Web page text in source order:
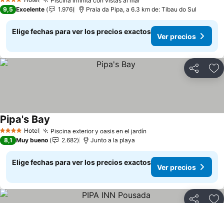
4 Estrellas
9,5 Excelente 1.976 Praia da Pipa, a 6.3 km de: Tibau do Sul
Elige fechas para ver los precios exactos
Ver precios
Compartir
4 EstrellasHotel Piscina exterior y oasis en el jardín
Pipa's Bay
8,1 Muy bueno 2.682 Junto a la playa
Elige fechas para ver los precios exactos
Ver precios